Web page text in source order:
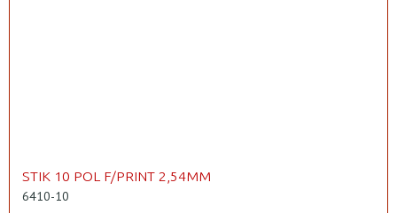
STIK 10 POL F/PRINT 2,54MM
6410-10